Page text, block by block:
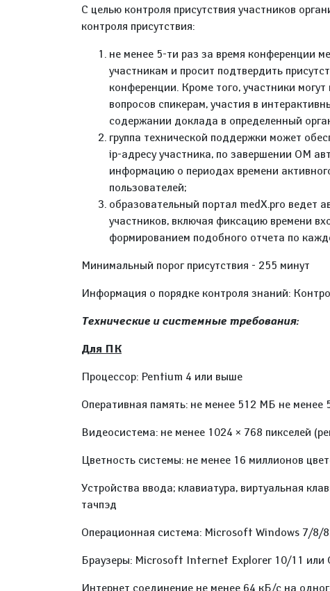
С целью контроля присутствия участников
контроля присутствия:
не менее 5-ти раз за время конференции
участникам и просит подтвердить
конференции. Кроме того, участники
вопросов спикерам, участия в
содержании доклада в определенный
группа технической поддержки может
ip-адресу участника, по завершении ОМ
информацию о периодах времени
пользователей;
образовательный портал medX.pro ведет
участников, включая фиксацию времени
формированием подобного отчета по
Минимальный порог присутствия - 255 минут
Информация о порядке контроля знаний:
Технические и системные требования:
Для ПК
Процессор: Pentium 4 или выше
Оперативная память: не менее 512 МБ не
Видеосистема: не менее 1024 × 768 пикселей
Цветность системы: не менее 16 миллионов
Устройства ввода; клавиатура, виртуальная
тачпэд
Операционная система: Microsoft Windows 7/8/
Браузеры: Microsoft Internet Explorer 10/11 или
Интернет соединение не менее 64 кБ/с на